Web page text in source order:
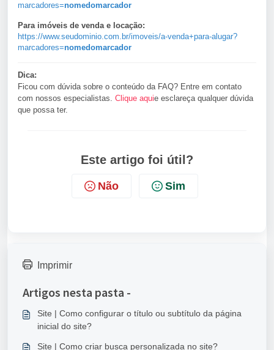
marcadores=nomedomarcador
Para imóveis de venda e locação:
https://www.seudominio.com.br/imoveis/a-venda+para-alugar?
marcadores=nomedomarcador
Dica:
Ficou com dúvida sobre o conteúdo da FAQ? Entre em contato
com nossos especialistas. Clique aquie esclareça qualquer dúvida
que possa ter.
Este artigo foi útil?
Não Sim
Imprimir
Artigos nesta pasta -
Site | Como configurar o título ou subtítulo da página
inicial do site?
Site | Como criar busca personalizada no site?